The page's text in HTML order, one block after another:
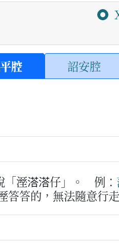
腔 詔安腔
溼溚溚仔」。 例：
答答的，無法隨意行